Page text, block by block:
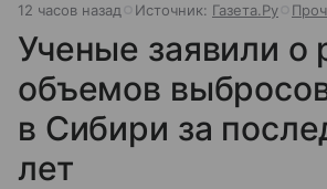
12 часов назад Источник: Газета.Ру
Ученые заявили о
объемов
в Сибири за
лет